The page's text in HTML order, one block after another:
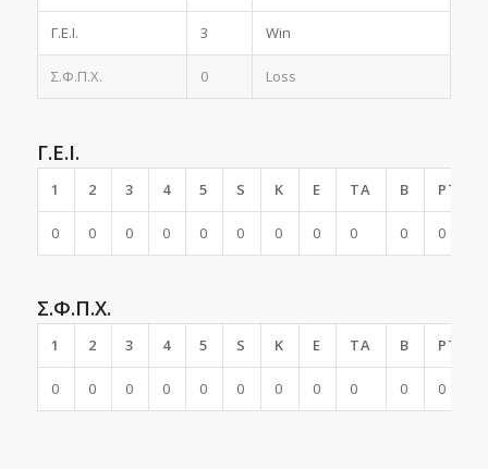
Γ.Ε.Ι. 3 Win
Σ.Φ.Π.Χ. 0 Loss
Γ.Ε.Ι.
1 2 3 4 5 S K E TA B PTS
0 0 0 0 0 0 0 0 0 0 0
Σ.Φ.Π.Χ.
1 2 3 4 5 S K E TA B PTS
0 0 0 0 0 0 0 0 0 0 0